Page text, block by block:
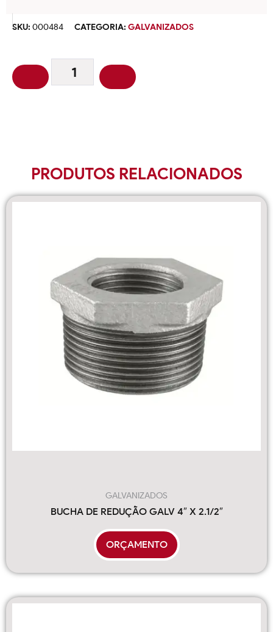
SKU: 000484 CATEGORIA: GALVANIZADOS
PRODUTOS RELACIONADOS
GALVANIZADOS
BUCHA DE REDUÇÃO GALV 4″ X 2.1/2″
ORÇAMENTO